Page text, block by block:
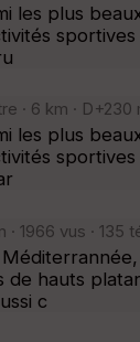
les plus
· 6 km · D+230
les plus
1966 vus · 135
hauts
c